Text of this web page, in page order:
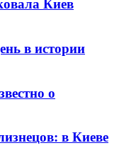
Киев
в истории
о
в Киеве